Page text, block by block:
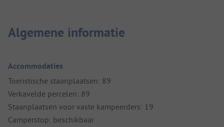
Algemene informatie
Accommodaties
Toeristische staanplaatsen: 89
Verkavelde percelen: 89
Staanplaatsen voor vaste kampeerders: 19
Camperstop: beschikbaar